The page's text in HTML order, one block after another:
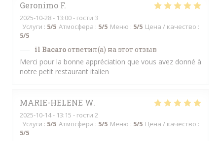
Geronimo F
2025-10-28- 13:00 - гости 3
Услуги : 5/5 Атмосфера : 5/5 Меню : 5/5 Цена / качество :
5/5
il Bacaroответил(а) на этот отзыв
Merci pour la bonne appréciation que vous avez donné à
notre petit restaurant italien
MARIE-HELENE W
2025-10-14- 13:15 - гости 2
Услуги : 5/5 Атмосфера : 5/5 Меню : 5/5 Цена / качество :
5/5